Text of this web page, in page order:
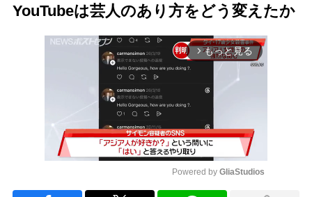
YouTubeは芸人のあり方をどう変えたか
arrow_forward_ios もっと見る
Powered by GliaStudios